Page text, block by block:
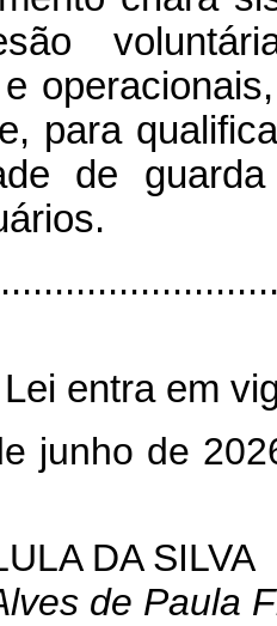
para
de
entra em
junho de
DA SILVA
de Paula